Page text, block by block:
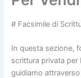
# Facsimile di
In questa sezione,
scrittura privata per
guidiamo